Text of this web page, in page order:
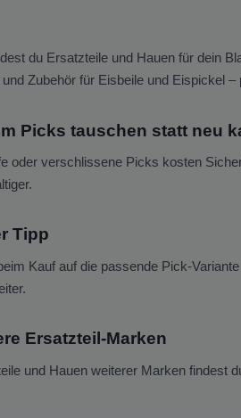
du Ersatzteile und Hauen für dein
Zubehör für Eisbeile und Eispickel
Picks tauschen statt neu
oder verschlissene Picks kosten
Tipp
Kauf auf die passende Pick-
Ersatzteil-Marken
und Hauen weiterer Marken findest